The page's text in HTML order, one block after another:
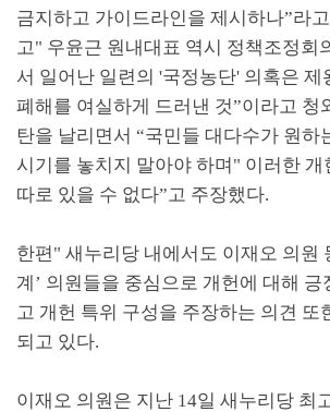
금지하고 가이드라인을 제시하나”라
고" 우윤근 원내대표 역시 정책조정회
서 일어난 일련의 '국정농단' 의혹은 제
폐해를 여실하게 드러낸 것”이라고 청
탄을 날리면서 “국민들 대다수가 원하
시기를 놓치지 말아야 하며 " 이러한 개
따로 있을 수 없다”고 주장했다.
한편" 새누리당 내에서도 이재오 의원
계 ’ 의원들을 중심으로 개헌에 대해 긍
고 개헌 특위 구성을 주장하는 의견 또
되고 있다.
이재오 의원은 지난 14일 새누리당 최